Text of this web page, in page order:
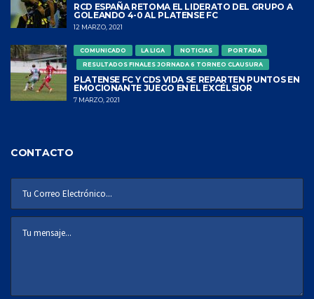
RCD ESPAÑA RETOMA EL LIDERATO DEL GRUPO A
GOLEANDO 4-0 AL PLATENSE FC
12 MARZO, 2021
COMUNICADO LA LIGA NOTICIAS
PORTADA
RESULTADOS FINALES JORNADA 6 TORNEO CLAUSURA
PLATENSE FC Y CDS VIDA SE REPARTEN PUNTOS EN
EMOCIONANTE JUEGO EN EL EXCÉLSIOR
7 MARZO, 2021
CONTACTO